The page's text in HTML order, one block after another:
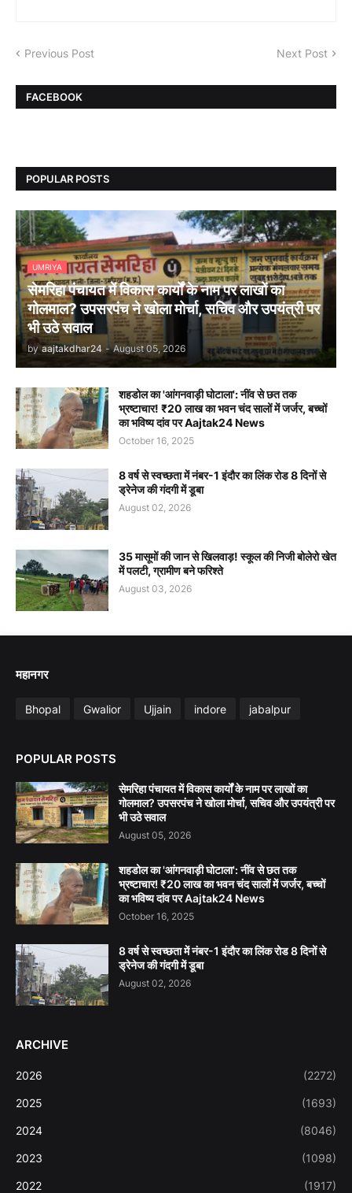
Previous Post Next Post
FACEBOOK
POPULAR POSTS
UMRIYA
सेमरिहा पंचायत में विकास कार्यों के नाम पर लाखों का
गोलमाल? उपसरपंच ने खोला मोर्चा, सचिव और उपयंत्री पर
भी उठे सवाल
by aajtakdhar24 - August 05, 2026
शहडोल का 'आंगनवाड़ी घोटाला': नींव से छत तक
भ्रष्टाचार! ₹20 लाख का भवन चंद सालों में जर्जर, बच्चों
का भविष्य दांव पर Aajtak24 News
October 16, 2025
8 वर्ष से स्वच्छता में नंबर-1 इंदौर का लिंक रोड 8 दिनों से
ड्रेनेज की गंदगी में डूबा
August 02, 2026
35 मासूमों की जान से खिलवाड़! स्कूल की निजी बोलेरो खेत
में पलटी, ग्रामीण बने फरिश्ते
August 03, 2026
महानगर
Bhopal Gwalior Ujjain indore jabalpur
POPULAR POSTS
सेमरिहा पंचायत में विकास कार्यों के नाम पर लाखों का
गोलमाल? उपसरपंच ने खोला मोर्चा, सचिव और उपयंत्री पर
भी उठे सवाल
August 05, 2026
शहडोल का 'आंगनवाड़ी घोटाला': नींव से छत तक
भ्रष्टाचार! ₹20 लाख का भवन चंद सालों में जर्जर, बच्चों
का भविष्य दांव पर Aajtak24 News
October 16, 2025
8 वर्ष से स्वच्छता में नंबर-1 इंदौर का लिंक रोड 8 दिनों से
ड्रेनेज की गंदगी में डूबा
August 02, 2026
ARCHIVE
2026 (2272)
2025 (1693)
2024 (8046)
2023 (1098)
2022 (1917)